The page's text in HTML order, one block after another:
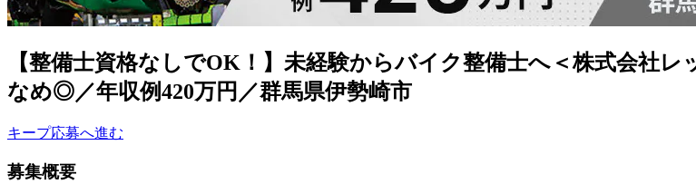
【整備士資格なしでOK！】未経験からバイク整備士へ＜株式会社
なめ◎／年収例420万円／群馬県伊勢崎市
キープ応募へ進む
募集概要